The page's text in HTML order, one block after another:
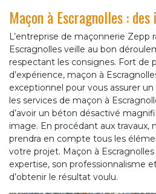
Maçon à Escragnolles :
L’entreprise de maçonnerie Zepp
Escragnolles veille au bon
respectant les consignes. Fort de
d’expérience, maçon à
exceptionnel pour vous assurer
les services de maçon à
d’avoir un béton désactivé
image. En procédant aux travaux,
prendra en compte tous les
votre projet. Maçon à
expertise, son professionnalisme
d’obtenir le résultat voulu.